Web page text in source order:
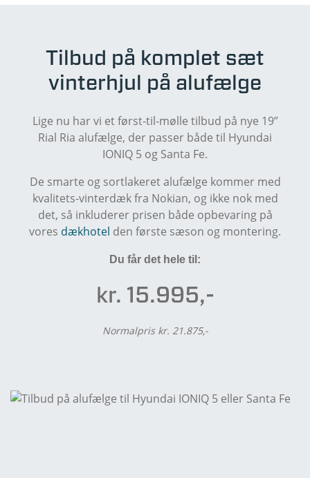
Tilbud på komplet sæt
vinterhjul på alufælge
Lige nu har vi et først-til-mølle tilbud på nye 19”
Rial Ria alufælge, der passer både til Hyundai
IONIQ 5 og Santa Fe.
De smarte og sortlakeret alufælge kommer med
kvalitets-vinterdæk fra Nokian, og ikke nok med
det, så inkluderer prisen både opbevaring på
vores dækhotel den første sæson og montering.
Du får det hele til:
kr. 15.995,-
Normalpris kr. 21.875,-